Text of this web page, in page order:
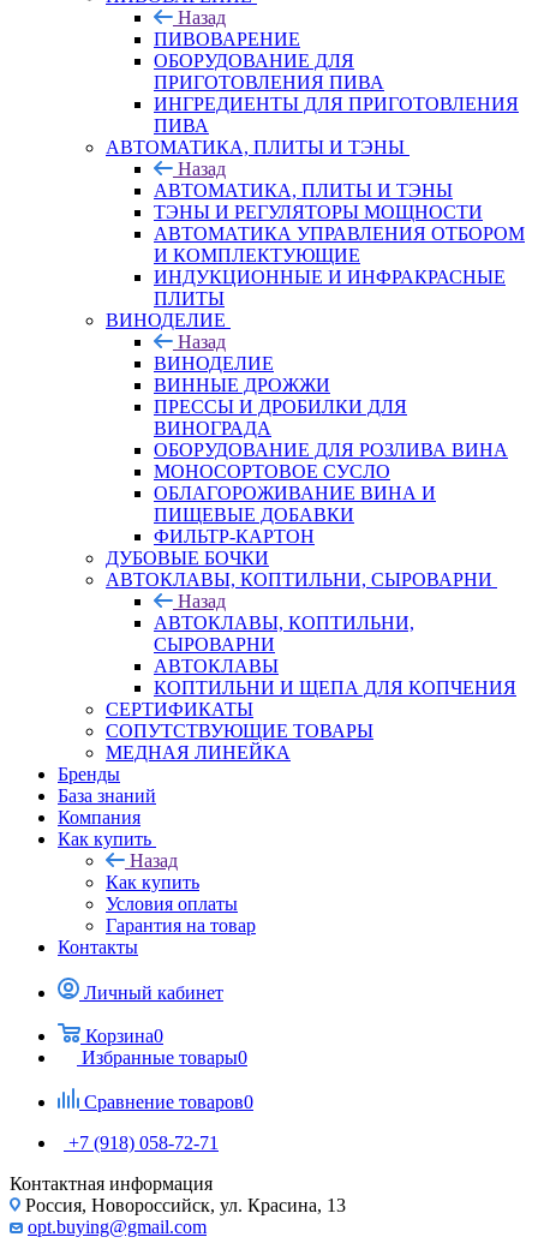
Назад
ПИВОВАРЕНИЕ
ОБОРУДОВАНИЕ ДЛЯ
ПРИГОТОВЛЕНИЯ ПИВА
ИНГPЕДИЕНТЫ ДЛЯ ПРИГОТОВЛЕНИЯ
ПИВА
АВТОМАТИКА, ПЛИТЫ И ТЭНЫ
Назад
АВТОМАТИКА, ПЛИТЫ И ТЭНЫ
ТЭНЫ И РЕГУЛЯТОРЫ МОЩНОСТИ
АВТОМАТИКА УПРАВЛЕНИЯ ОТБОРОМ
И КОМПЛЕКТУЮЩИЕ
ИНДУКЦИОННЫЕ И ИНФРАКРАСНЫЕ
ПЛИТЫ
ВИНОДЕЛИЕ
Назад
ВИНОДЕЛИЕ
ВИННЫЕ ДРОЖЖИ
ПРЕССЫ И ДРОБИЛКИ ДЛЯ
ВИНОГРАДА
ОБОРУДОВАНИЕ ДЛЯ РОЗЛИВА ВИНА
МОНОСОРТОВОЕ СУСЛО
ОБЛАГОРОЖИВАНИЕ ВИНА И
ПИЩЕВЫЕ ДОБАВКИ
ФИЛЬТР-КАРТОН
ДУБОВЫЕ БОЧКИ
АВТОКЛАВЫ, КОПТИЛЬНИ, СЫРОВАРНИ
Назад
АВТОКЛАВЫ, КОПТИЛЬНИ,
СЫРОВАРНИ
АВТОКЛАВЫ
КОПТИЛЬНИ И ЩЕПА ДЛЯ КОПЧЕНИЯ
СЕРТИФИКАТЫ
СОПУТСТВУЮЩИЕ ТОВАРЫ
МЕДНАЯ ЛИНЕЙКА
Бренды
База знаний
Компания
Как купить
Назад
Как купить
Условия оплаты
Гарантия на товар
Контакты
Личный кабинет
Корзина0
Избранные товары0
Сравнение товаров0
+7 (918) 058-72-71
Контактная информация
Россия, Новороссийск, ул. Красина, 13
opt.buying@gmail.com